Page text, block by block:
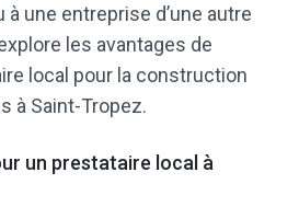
une entreprise d’une autre
les avantages de
local pour la construction
à Saint-Tropez.
un prestataire local à